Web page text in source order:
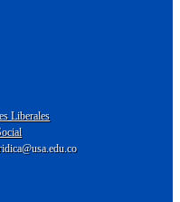
Liberales